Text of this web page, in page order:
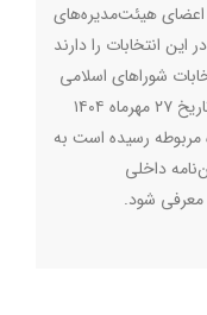
و اعضای هیئت‌مدیره‌های
انتخابات را دارند
و انتخابات شوراهای اسلامی
کشور و اعلام ستاد انتخابات کشور حداکثر تا تاریخ ۲۷ مهرماه ۱۴۰۴
مربوطه رسیده است به
کنند تا بر اساس ماده ۹ آیین‌نامه داخلی
معرفی شود.